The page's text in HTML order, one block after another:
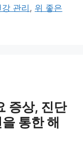
관리 , 위 좋은
증상, 진단
통한 해